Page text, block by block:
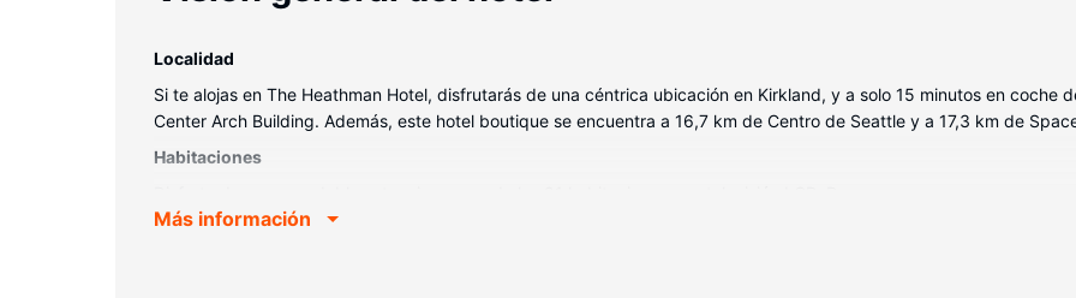
Localidad
Si te alojas en The Heathman Hotel, disfrutarás de una céntrica ubicación en Kirkland, y a solo 15 minutos en coche
Center Arch Building. Además, este hotel boutique se encuentra a 16,7 km de Centro de Seattle y a 17,3 km de
Habitaciones
alta calidad. Para los momentos de ocio, tendrás un televisor con canales digitales y conexión a Internet por cable y
Más información